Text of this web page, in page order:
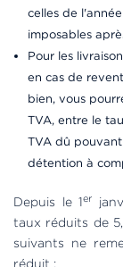
celles de
imposables
Pour les
en cas de
bien, vous
TVA, entre le
TVA dû
détention à
Depuis le 1er
taux réduits de
suivants ne
réduit :